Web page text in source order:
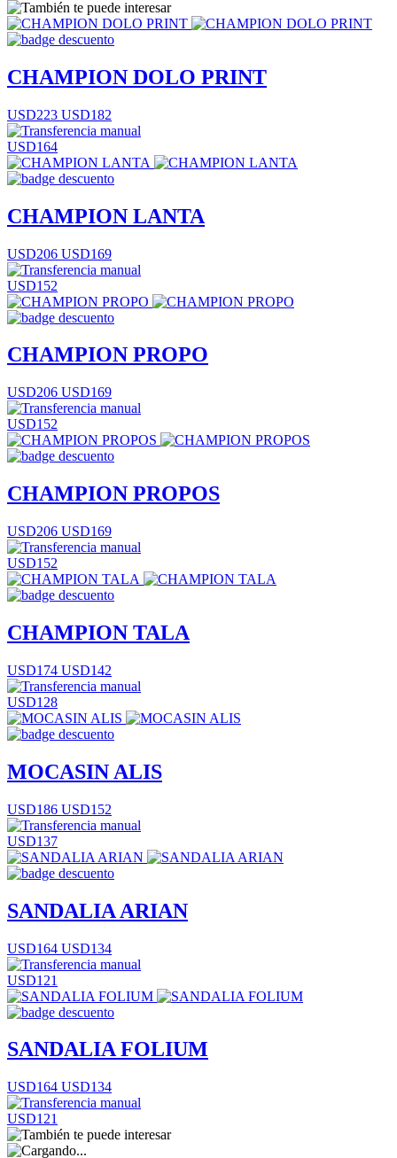
CHAMPION DOLO PRINT
USD223 USD182
USD164
CHAMPION LANTA
USD206 USD169
USD152
CHAMPION PROPO
USD206 USD169
USD152
CHAMPION PROPOS
USD206 USD169
USD152
CHAMPION TALA
USD174 USD142
USD128
MOCASIN ALIS
USD186 USD152
USD137
SANDALIA ARIAN
USD164 USD134
USD121
SANDALIA FOLIUM
USD164 USD134
USD121